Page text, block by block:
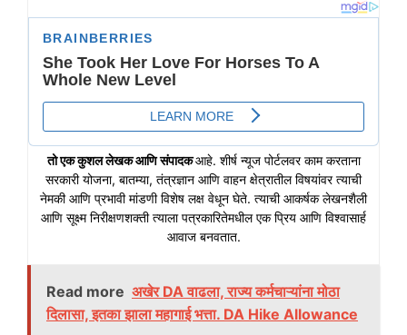
तो एक कुशल लेखक आणि संपादकआहे. शीर्ष न्यूज पोर्टलवर काम करताना
सरकारी योजना, बातम्या, तंत्रज्ञान आणि वाहन क्षेत्रातील विषयांवर त्याची
नेमकी आणि प्रभावी मांडणी विशेष लक्ष वेधून घेते. त्याची आकर्षक लेखनशैली
आणि सूक्ष्म निरीक्षणशक्ती त्याला पत्रकारितेमधील एक प्रिय आणि विश्वासार्ह
आवाज बनवतात.
Read more अखेर DA वाढला, राज्य कर्मचाऱ्यांना मोठा
दिलासा, इतका झाला महागाई भत्ता. DA Hike Allowance